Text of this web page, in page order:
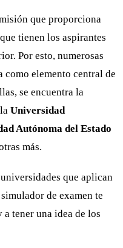
que proporciona
tienen los aspirantes
Por esto, numerosas
como elemento central de
se encuentra la
Universidad
Autónoma del Estado
más.
que aplican
de examen te
a tener una idea de los